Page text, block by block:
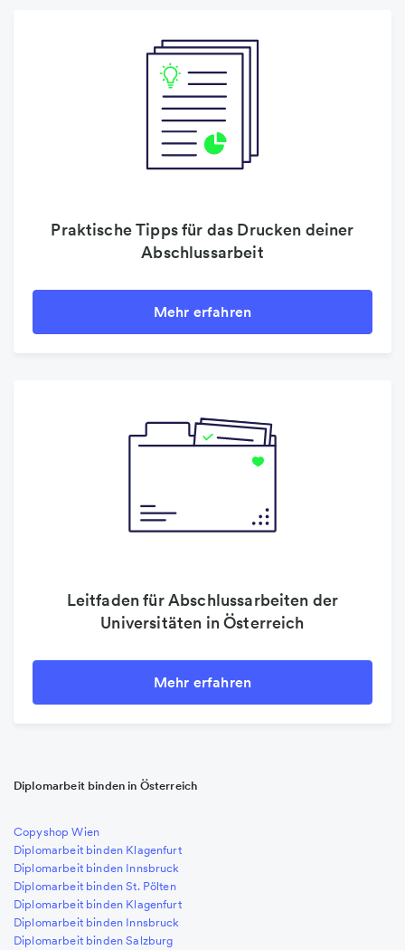
Praktische Tipps für das Drucken deiner
Abschlussarbeit
Mehr erfahren
Leitfaden für Abschlussarbeiten der
Universitäten in Österreich
Mehr erfahren
Diplomarbeit binden in Österreich
Copyshop Wien
Diplomarbeit binden Klagenfurt
Diplomarbeit binden Innsbruck
Diplomarbeit binden St. Pölten
Diplomarbeit binden Klagenfurt
Diplomarbeit binden Innsbruck
Diplomarbeit binden Salzburg